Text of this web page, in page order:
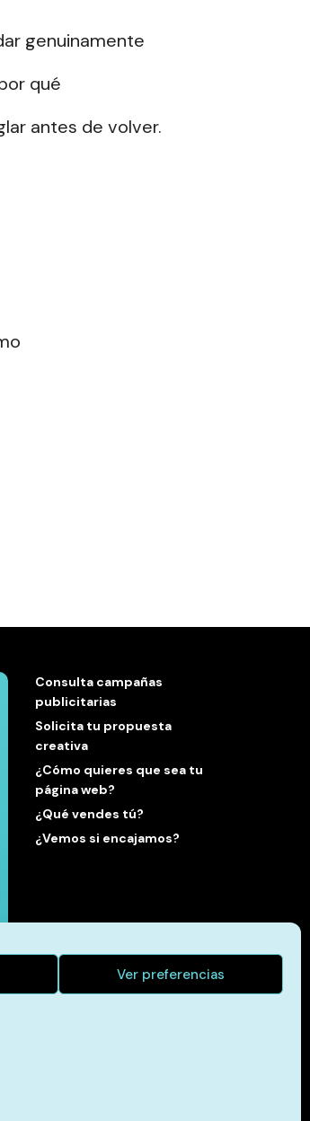
Ver preferencias
genuinamente
qué
antes de volver.
Consulta campañas
publicitarias
Solicita tu propuesta
creativa
¿Cómo quieres que sea tu
página web?
¿Qué vendes tú?
¿Vemos si encajamos?